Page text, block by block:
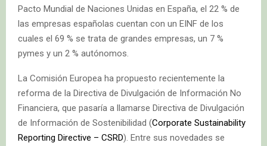
Pacto Mundial de Naciones Unidas en España, el 22 % de
las empresas españolas cuentan con un EINF de los
cuales el 69 % se trata de grandes empresas, un 7 %
pymes y un 2 % autónomos.
La Comisión Europea ha propuesto recientemente la
reforma de la Directiva de Divulgación de Información No
Financiera, que pasaría a llamarse Directiva de Divulgación
de Información de Sostenibilidad (Corporate Sustainability
Reporting Directive – CSRD). Entre sus novedades se